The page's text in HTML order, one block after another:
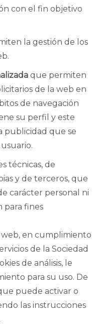
con el fin objetivo
la gestión de los
que permiten
de la web en
de navegación
su perfil y este
publicidad que se
técnicas, de
y de terceros, que
carácter personal ni
para fines
en cumplimiento
de la Sociedad
de análisis, le
para su uso. De
puede activar o
las instrucciones